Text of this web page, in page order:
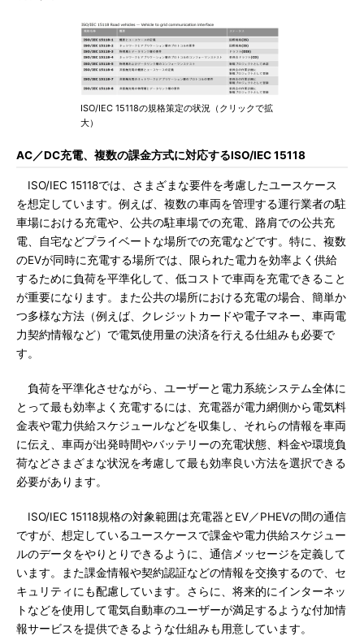
ISO/IEC 15118の規格策定の状況（クリックで拡
大）
AC／DC充電、複数の課金方式に対応するISO/IEC 15118
ISO/IEC 15118では、さまざまな要件を考慮したユースケース
を想定しています。例えば、複数の車両を管理する運行業者の駐
車場における充電や、公共の駐車場での充電、路肩での公共充
電、自宅などプライベートな場所での充電などです。特に、複数
のEVが同時に充電する場所では、限られた電力を効率よく供給
するために負荷を平準化して、低コストで車両を充電できること
が重要になります。また公共の場所における充電の場合、簡単か
つ多様な方法（例えば、クレジットカードや電子マネー、車両電
力契約情報など）で電気使用量の決済を行える仕組みも必要で
す。
負荷を平準化させながら、ユーザーと電力系統システム全体に
とって最も効率よく充電するには、充電器が電力網側から電気料
金表や電力供給スケジュールなどを収集し、それらの情報を車両
に伝え、車両が出発時間やバッテリーの充電状態、料金や環境負
荷などさまざまな状況を考慮して最も効率良い方法を選択できる
必要があります。
ISO/IEC 15118規格の対象範囲は充電器とEV／PHEVの間の通信
ですが、想定しているユースケースで課金や電力供給スケジュー
ルのデータをやりとりできるように、通信メッセージを定義して
います。また課金情報や契約認証などの情報を交換するので、セ
キュリティにも配慮しています。さらに、将来的にインターネッ
トなどを使用して電気自動車のユーザーが満足するような付加情
報サービスを提供できるような仕組みも用意しています。